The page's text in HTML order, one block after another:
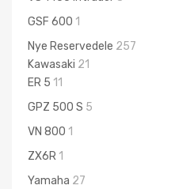
GSF 600 1
Nye Reservedele 257
Kawasaki 21
ER 5 11
GPZ 500 S 5
VN 800 1
ZX6R 1
Yamaha 27